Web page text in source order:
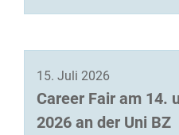
15. Juli 2026
Career Fair am 14.
2026 an der Uni BZ